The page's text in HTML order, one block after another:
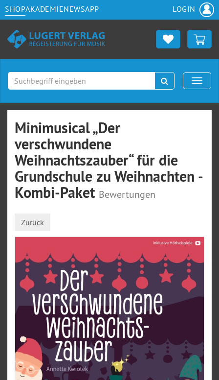
SHOPAKADEMIENEWSAPP LOGIN
Suchen
Minimusical „Der
verschwundene
Weihnachtszauber“ für die
Grundschule zu Weihnachten -
Kombi-Paket Bewertungen
Zurück